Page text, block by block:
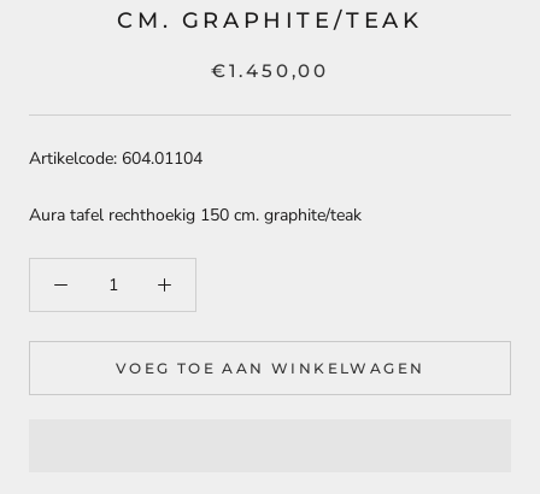
CM. GRAPHITE/TEAK
€1.450,00
Artikelcode: 604.01104
Aura tafel rechthoekig 150 cm. graphite/teak
VOEG TOE AAN WINKELWAGEN